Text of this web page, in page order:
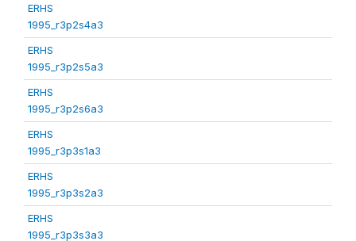
ERHS
1995_r3p2s4a3
ERHS
1995_r3p2s5a3
ERHS
1995_r3p2s6a3
ERHS
1995_r3p3s1a3
ERHS
1995_r3p3s2a3
ERHS
1995_r3p3s3a3